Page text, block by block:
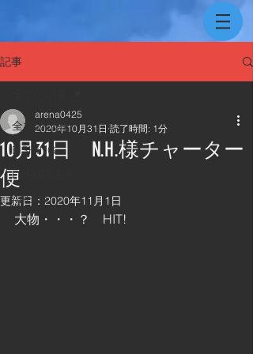
記事
全ての記事
FISHING
FURNITUER
ARENA
10月31日 N.H.様チャーター
便
arena0425
2020年10月31日 読了時間: 1分
更新日： 2020年11月1日
大物・・・？　HIT!